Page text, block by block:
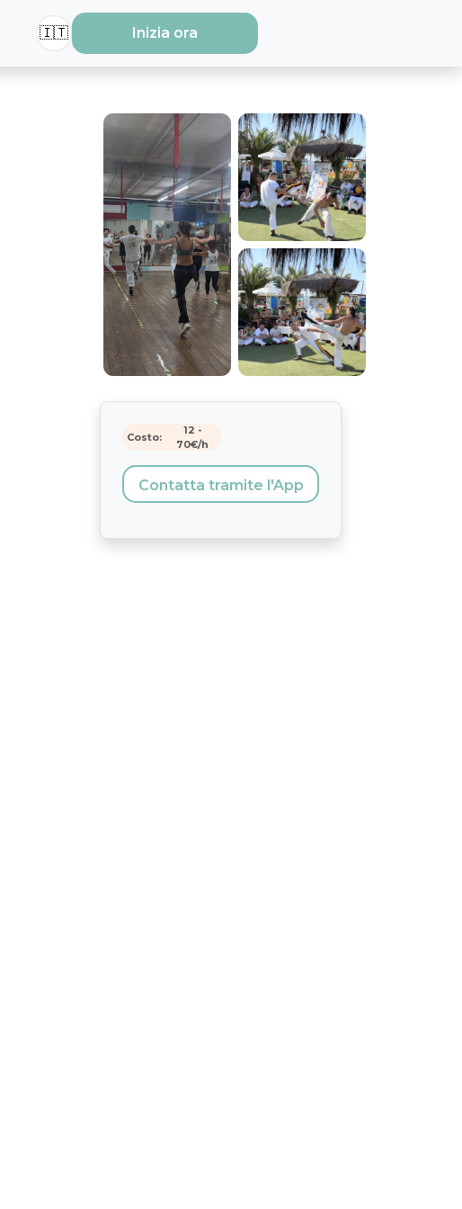
🇮🇹 Inizia ora
Costo:
12 -
70€/h
Contatta tramite l'App